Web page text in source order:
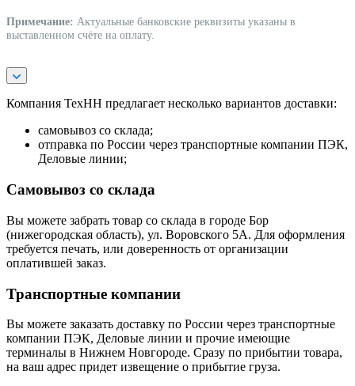
Примечание: Актуальные банковские реквизиты указаны в
выставленном счёте на оплату.
Компания ТехНН предлагает несколько вариантов доставки:
самовывоз со склада;
отправка по России через транспортные компании ПЭК,
Деловые линии;
Самовывоз со склада
Вы можете забрать товар со склада в городе Бор
(нижегородская область), ул. Воровского 5А. Для оформления
требуется печать, или доверенность от организации
оплатившей заказ.
Транспортные компании
Вы можете заказать доставку по России через транспортные
компании ПЭК, Деловые линии и прочие имеющие
терминалы в Нижнем Новгороде. Сразу по прибытии товара,
на ваш адрес придет извещение о прибытие груза.